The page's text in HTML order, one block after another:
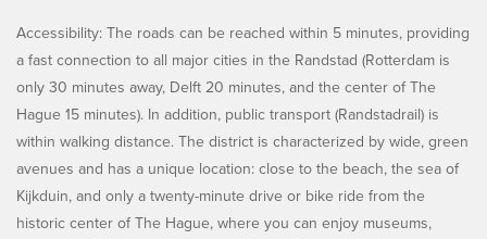
Accessibility: The roads can be reached within 5 minutes, providing
a fast connection to all major cities in the Randstad (Rotterdam is
only 30 minutes away, Delft 20 minutes, and the center of The
Hague 15 minutes). In addition, public transport (Randstadrail) is
within walking distance. The district is characterized by wide, green
avenues and has a unique location: close to the beach, the sea of
Kijkduin, and only a twenty-minute drive or bike ride from the
historic center of The Hague, where you can enjoy museums,